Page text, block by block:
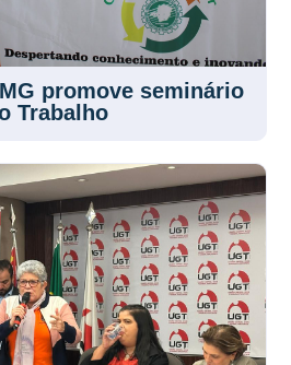
promove seminário
Trabalho